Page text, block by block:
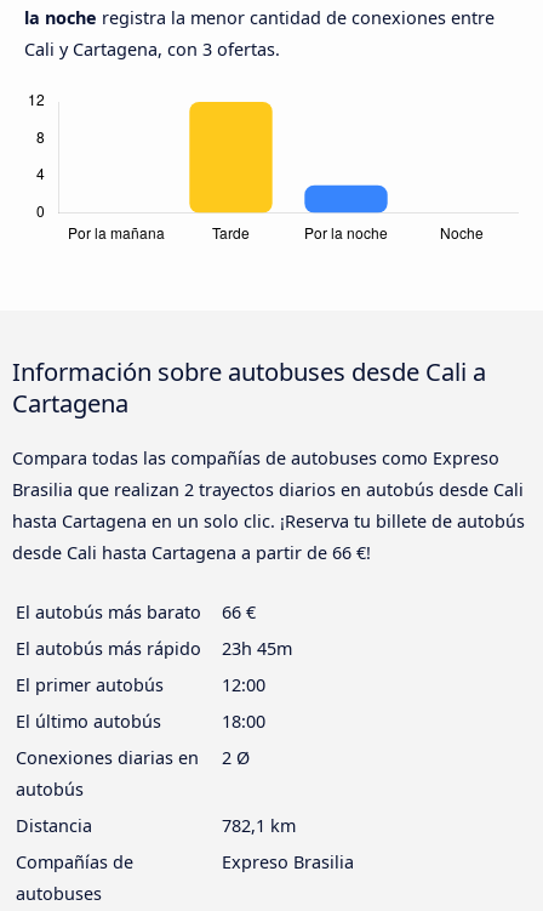
la noche registra la menor cantidad de conexiones entre
Cali y Cartagena, con 3 ofertas.
Información sobre autobuses desde Cali a
Cartagena
Compara todas las compañías de autobuses como Expreso
Brasilia que realizan 2 trayectos diarios en autobús desde Cali
hasta Cartagena en un solo clic. ¡Reserva tu billete de autobús
desde Cali hasta Cartagena a partir de 66 €!
El autobús más barato
66 €
El autobús más rápido
23h 45m
El primer autobús
12:00
El último autobús
18:00
Conexiones diarias en
autobús
2 Ø
Distancia
782,1 km
Compañías de
autobuses
Expreso Brasilia